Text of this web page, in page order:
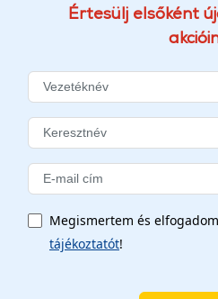
Értesülj elsőként
Megismertem és
tájékoztatót!